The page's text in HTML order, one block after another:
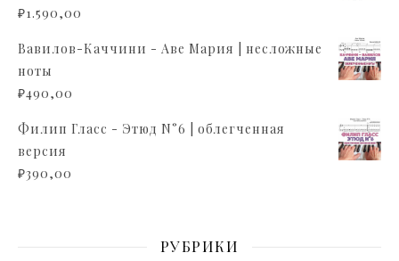
₽1.590,00
Вавилов-Каччини - Аве Мария | несложные
ноты
₽490,00
Филип Гласс - Этюд N°6 | облегченная
версия
₽390,00
РУБРИКИ